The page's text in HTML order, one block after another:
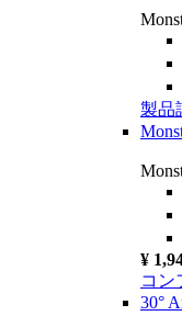
製品
¥
コン
30°